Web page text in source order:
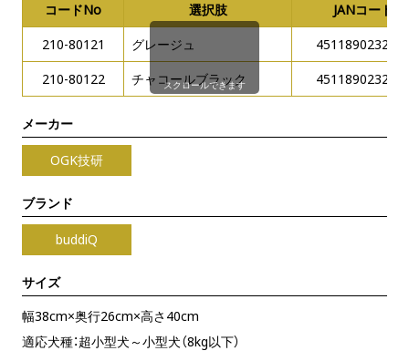
コードNo 選択肢
JANコード
210-80121
グレージュ
210-80122
チャコールブラック
スクロールできます
メーカー
OGK技研
ブランド
buddiQ
サイズ
幅38cm×奥行26cm×高さ40cm
適応犬種：超小型犬～小型犬（8kg以下）